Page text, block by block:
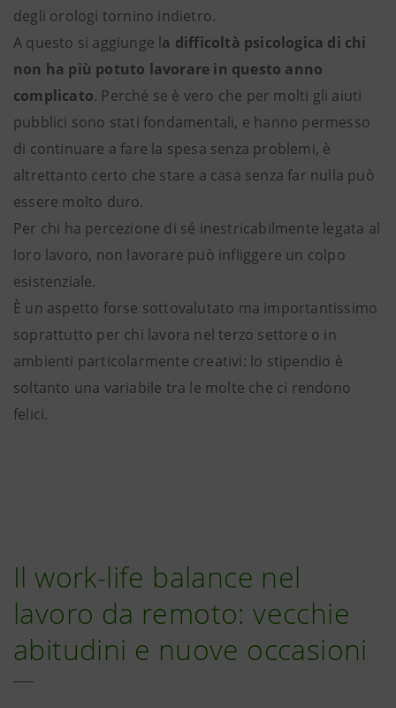
degli orologi tornino indietro.
A questo si aggiunge la difficoltà psicologica di chi
non ha più potuto lavorare in questo anno
complicato. Perché se è vero che per molti gli aiuti
pubblici sono stati fondamentali, e hanno permesso
di continuare a fare la spesa senza problemi, è
altrettanto certo che stare a casa senza far nulla può
essere molto duro.
Per chi ha percezione di sé inestricabilmente legata al
loro lavoro, non lavorare può infliggere un colpo
esistenziale.
È un aspetto forse sottovalutato ma importantissimo
soprattutto per chi lavora nel terzo settore o in
ambienti particolarmente creativi: lo stipendio è
soltanto una variabile tra le molte che ci rendono
felici.
Il work-life balance nel
lavoro da remoto: vecchie
abitudini e nuove occasioni